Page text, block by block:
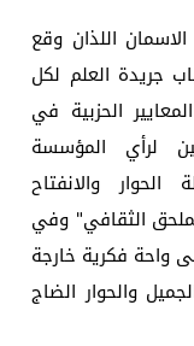
اللذان وقع
جريدة العلم لكل
الحزبية في
لرأي المؤسسة
والانفتاح
الثقافي" وفي
واحة فكرية خارجة
والحوار الضاج